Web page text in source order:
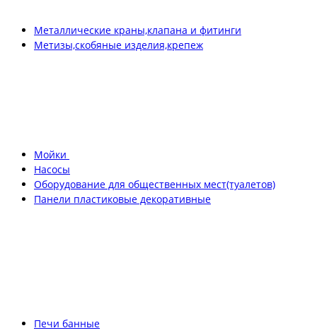
Металлические краны,клапана и фитинги
Метизы,скобяные изделия,крепеж
Мойки
Насосы
Оборудование для общественных мест(туалетов)
Панели пластиковые декоративные
Печи банные